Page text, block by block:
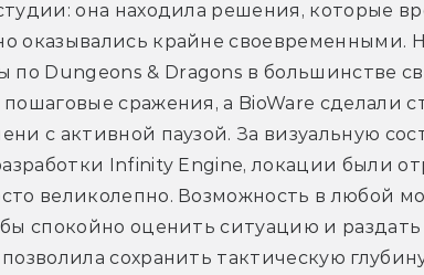
она находила решения, которые
оказывались крайне своевременными.
Dungeons & Dragons в большинстве
сражения, а BioWare сделали
с активной паузой. За визуальную
Infinity Engine, локации были
великолепно. Возможность в любой
спокойно оценить ситуацию и
сохранить тактическую